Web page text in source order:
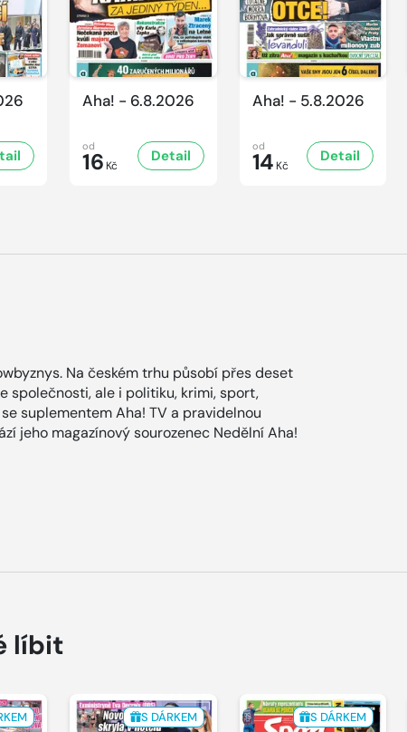
Aha! - 6.8.2026
od
16 Kč
Detail
Aha! - 5.8.2026
od
14 Kč
Detail
Na českém trhu působí přes deset
společnosti, ale i politiku, krimi, sport,
suplementem Aha! TV a pravidelnou
jeho magazínový sourozenec Nedělní Aha!
líbit
S DÁRKEM S DÁRKEM